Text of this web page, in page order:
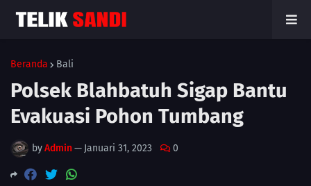
Beranda Bali
Polsek Blahbatuh Sigap Bantu
Evakuasi Pohon Tumbang
byAdmin— Januari 31, 2023 0